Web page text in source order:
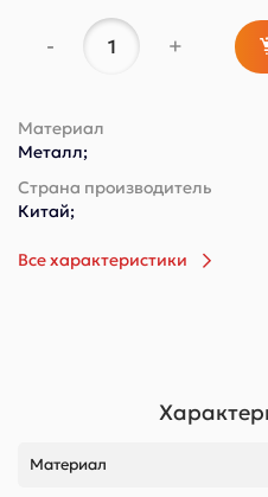
- +
Материал
Металл;
Страна производитель
Китай;
Все характеристики
Материал